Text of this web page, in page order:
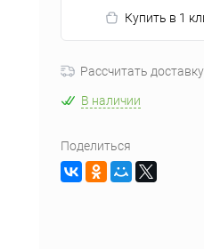
Купить в 1
Рассчитать доставку
В наличии
Поделиться